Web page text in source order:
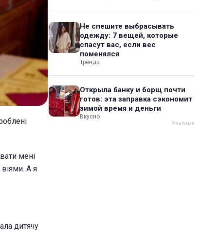
мені
А я
дитячу
Не спешите выбрасывать
одежду: 7 вещей, которые
спасут вас, если вес
поменялся
Тренды
Открыла банку и борщ почти
готов: эта заправка сэкономит
зимой время и деньги
Вкусно